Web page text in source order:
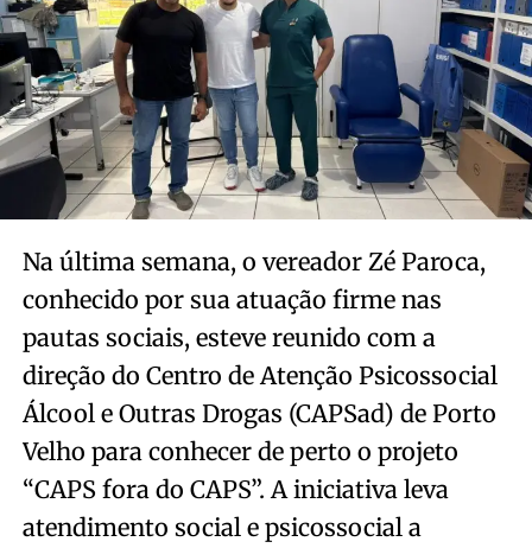
Na última semana, o vereador Zé Paroca,
conhecido por sua atuação firme nas
pautas sociais, esteve reunido com a
direção do Centro de Atenção Psicossocial
Álcool e Outras Drogas (CAPSad) de Porto
Velho para conhecer de perto o projeto
“CAPS fora do CAPS”. A iniciativa leva
atendimento social e psicossocial a